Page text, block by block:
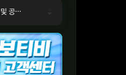
⛔람보티비 [배너 제휴 및 공식 입점 문의 안내]
⛔람보티비 [정회원 등급UP! 안내사항]
⛔람보티비 [채팅방 이용시 주의사항]
⛔람보티비 [공식보증업체 안내]